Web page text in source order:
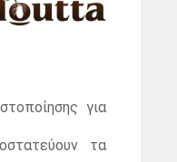
για
τα